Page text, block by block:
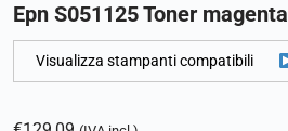
Epn S051125 Toner magenta
Visualizza stampanti compatibili